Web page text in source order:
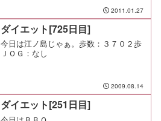
メモ：終電まで仕事。 もっと要領よく
やれれば良いのだが。
2011.01.27
ダイエット[725日目]
今日は江ノ島じゃぁ。歩数：３７０２歩
ＪＯＧ：なし
2009.08.14
ダイエット[251日目]